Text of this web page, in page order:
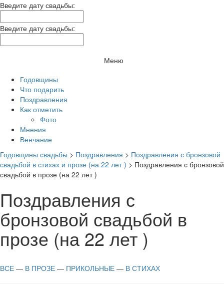
Введите дату свадьбы:
Введите дату свадьбы:
Меню
Годовщины
Что подарить
Поздравления
Как отметить
Фото
Мнения
Венчание
Годовщины свадьбы > Поздравления > Поздравления с бронзовой
свадьбой в стихах и прозе (на 22 лет ) > Поздравления с бронзовой
свадьбой в прозе (на 22 лет )
Поздравления с
бронзовой свадьбой в
прозе (на 22 лет )
ВСЕ — В ПРОЗЕ — ПРИКОЛЬНЫЕ — В СТИХАХ